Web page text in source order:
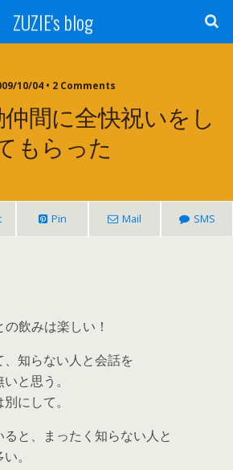
ZUZIE's blog
10/04 • 2 Comments
間に全快祝いをし
もらった
Pin Mail SMS
飲みは楽しい！
知らない人と会話を
と思う。
にして。
と、まったく知らない人と
。